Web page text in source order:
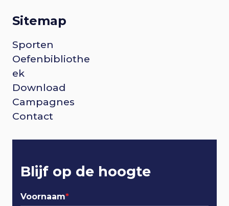
Sitemap
F
o
o
t
e
n
Sporten
Oefenbibliothe
ek
Download
Campagnes
Contact
Blijf op de hoogte
Voornaam*